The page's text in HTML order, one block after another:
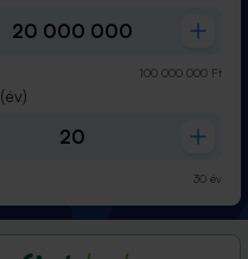
100 000 000 Ft
(év)
30 év